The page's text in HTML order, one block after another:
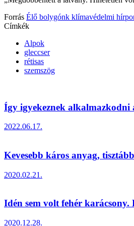
Forrás Élő bolygónk klímavédelmi
Címkék
Alpok
gleccser
rétisas
szemszög
Így igyekeznek alkalmazkodni
2022.06.17.
Kevesebb káros anyag,
2020.02.21.
Idén sem volt fehér karácsony.
2020.12.28.